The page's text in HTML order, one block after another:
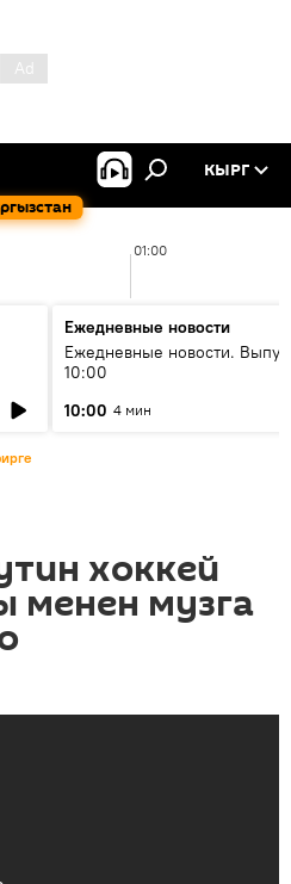
КЫРГ
01:00
Ежедневные новости
Ежедневные новости.
10:00
10:00 4 мин
хоккей
музга